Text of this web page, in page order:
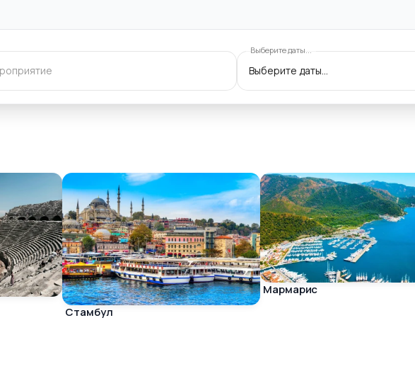
Выберите даты...
Стамбул
Мармарис